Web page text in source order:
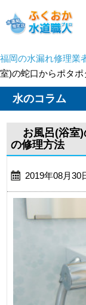
福岡の水漏れ修理業
室)の蛇口からポタ
水のコラム
お風呂(浴室
の修理方法
2019年08月30